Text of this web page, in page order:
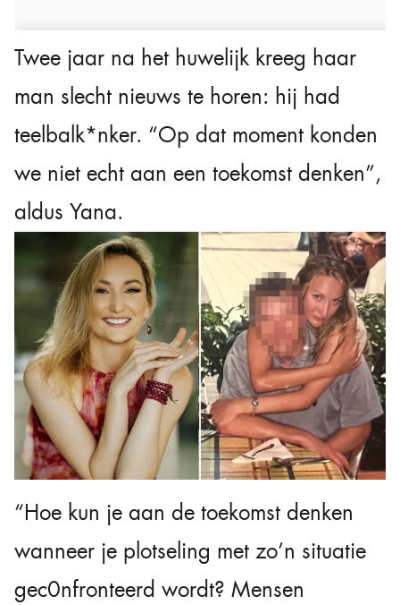
Twee jaar na het huwelijk kreeg haar
man slecht nieuws te horen: hij had
teelbalk*nker. “Op dat moment konden
we niet echt aan een toekomst denken”,
aldus Yana.
“Hoe kun je aan de toekomst denken
wanneer je plotseling met zo’n situatie
gec0nfronteerd wordt? Mensen